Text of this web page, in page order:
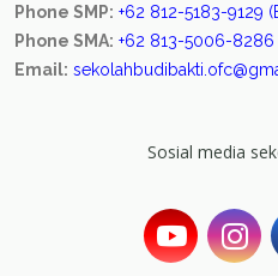
Phone SMP: +62 812-5183-9129
Phone SMA: +62 813-5006-8286
Email:
Sosial media